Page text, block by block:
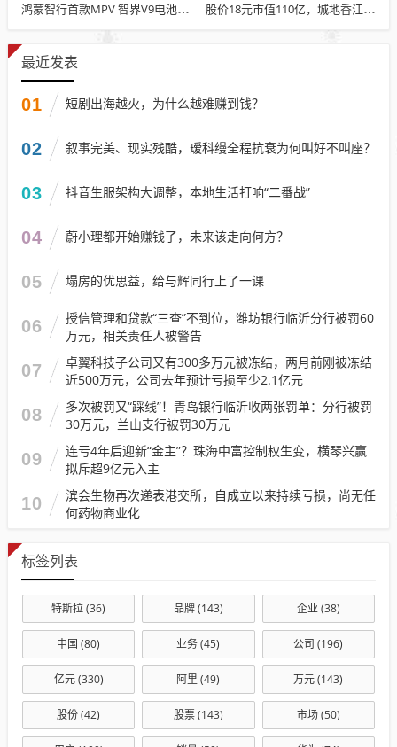
鸿蒙智行首款MPV 智界V9电池信息曝光：WLTC最远续航223km 股价18元市值110亿，城地香江却被查出连续7季财报失真
最近发表
01 短剧出海越火，为什么越难赚到钱？
02 叙事完美、现实残酷，瑷科缦全程抗衰为何叫好不叫座？
03 抖音生服架构大调整，本地生活打响“二番战”
04 蔚小理都开始赚钱了，未来该走向何方？
05 塌房的优思益，给与辉同行上了一课
06
授信管理和贷款“三查”不到位，潍坊银行临沂分行被罚60
万元，相关责任人被警告
07
卓翼科技子公司又有300多万元被冻结，两月前刚被冻结
近500万元，公司去年预计亏损至少2.1亿元
08
多次被罚又“踩线”！青岛银行临沂收两张罚单：分行被罚
30万元，兰山支行被罚30万元
09
连亏4年后迎新“金主”？珠海中富控制权生变，横琴兴赢
拟斥超9亿元入主
10
滨会生物再次递表港交所，自成立以来持续亏损，尚无任
何药物商业化
标签列表
特斯拉(36) 品牌(143) 企业(38)
中国 (80) 业务(45) 公司 (196)
亿元(330) 阿里 (49) 万元(143)
股份(42) 股票(143) 市场(50)